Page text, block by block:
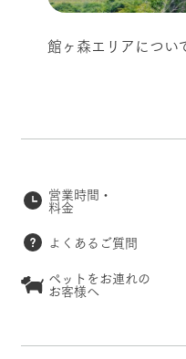
館ヶ森エリアについ
営業時間・
料金
よくあるご質問
ペットをお連れの
お客様へ